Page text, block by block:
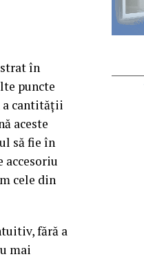
în
puncte
a cantității
aceste
să fie în
accesoriu
cele din
fără a
mai